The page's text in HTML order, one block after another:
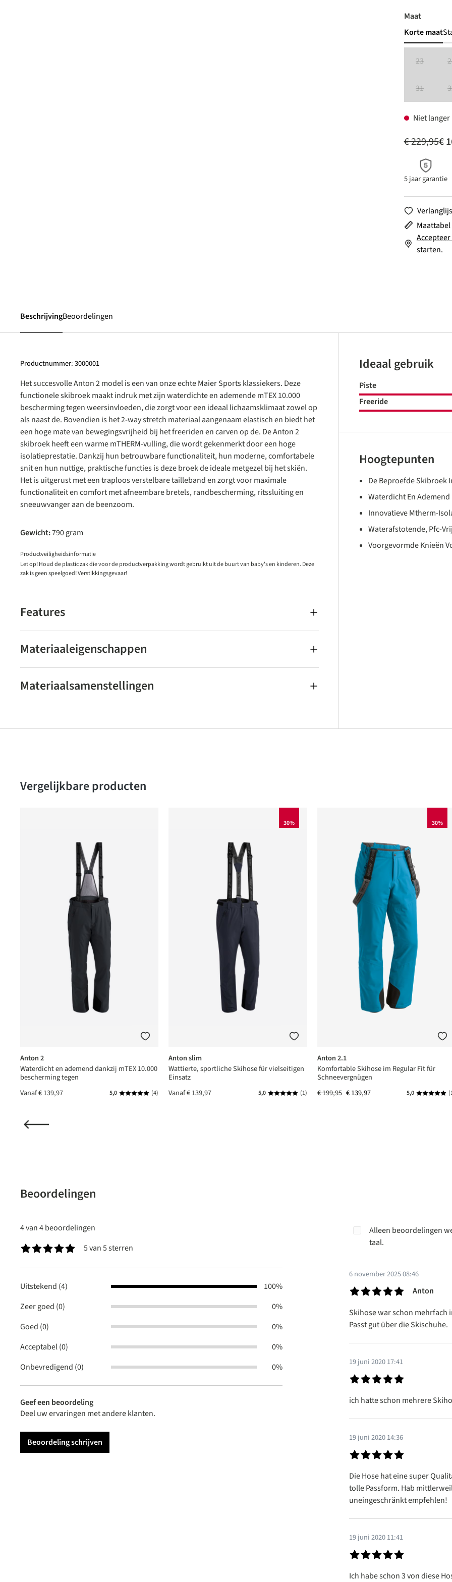
Maat
Korte maat
23
31
Niet
€
€ 229,95
5 jaar garantie
Maattabel
starten.
BeschrijvingBeoordelingen
Productnummer:3000001
Het succesvolle Anton 2 model is een van onze echte Maier Sports klassiekers. Deze
functionele skibroek maakt indruk met zijn waterdichte en ademende mTEX 10.000
bescherming tegen weersinvloeden, die zorgt voor een ideaal lichaamsklimaat zowel op
als naast de. Bovendien is het 2-way stretch materiaal aangenaam elastisch en biedt het
een hoge mate van bewegingsvrijheid bij het freeriden en carven op de. De Anton 2
skibroek heeft een warme mTHERM-vulling, die wordt gekenmerkt door een hoge
isolatieprestatie. Dankzij hun betrouwbare functionaliteit, hun moderne, comfortabele
snit en hun nuttige, praktische functies is deze broek de ideale metgezel bij het skiën.
Het is uitgerust met een traploos verstelbare tailleband en zorgt voor maximale
functionaliteit en comfort met afneembare bretels, randbescherming, ritssluiting en
sneeuwvanger aan de beenzoom.
Gewicht:790 gram
Productveiligheidsinformatie
Let op! Houd de plastic zak die voor de productverpakking wordt gebruikt uit de buurt van baby's en kinderen. Deze
zak is geen speelgoed! Verstikkingsgevaar!
Features
Materiaaleigenschappen
Materiaalsamenstellingen
Ideaal gebruik
Piste
Freeride
Hoogtepunten
De Beproefde Skibroek
Waterdicht En
Innovatieve Mtherm-
Waterafstotende, Pfc-
Voorgevormde Knieën
Produktgalerie überspringen
Vergelijkbare producten
waardering van 5 van 5 sterren
Anton 2
Waterdicht en ademend dankzij mTEX 10.000
bescherming tegen
Vanaf€ 139,97 5,0 Gemiddelde waardering van 5 van 5 sterren
(4)
30%
Anton slim
Wattierte, sportliche Skihose für vielseitigen
Einsatz
Vanaf€ 139,97 5,0 Gemiddelde waardering van 5 van 5 sterren
(1)
30%
Anton 2.1
Komfortable Skihose im Regular Fit für
Schneevergnügen
€ 199,95 € 139,97 5,0
Beoordelingen
4 van 4 beoordelingen
5 van 5 sterren
Uitstekend (4)
100%
Zeer goed (0)
0%
Goed (0)
0%
Acceptabel (0)
0%
Onbevredigend (0)
0%
Geef een beoordeling
Deel uw ervaringen met andere klanten.
Beoordeling schrijven
Alleen beoordelingen
taal.
6 november 2025 08:46
Anton
Skihose war schon mehrfach
Passt gut über die Skischuhe.
19 juni 2020 17:41
ich hatte schon mehrere
19 juni 2020 14:36
Die Hose hat eine super
tolle Passform. Hab
uneingeschränkt empfehlen!
19 juni 2020 11:41
Ich habe schon 3 von diese